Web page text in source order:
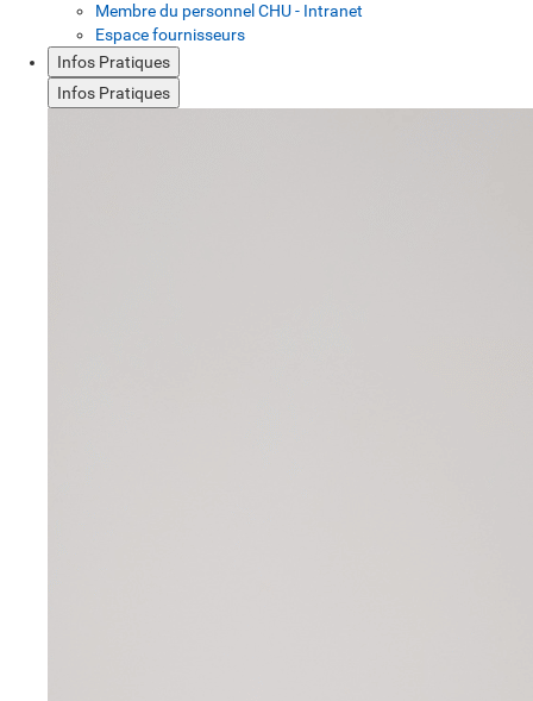
Membre du personnel CHU - Intranet
Espace fournisseurs
Infos Pratiques
Infos Pratiques